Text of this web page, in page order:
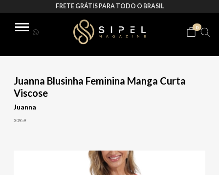
FRETE GRÁTIS PARA TODO O BRASIL
0
Juanna Blusinha Feminina Manga Curta
Viscose
Juanna
30959